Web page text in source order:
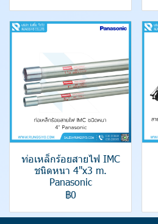
ท่อเหล็กร้อยสายไฟ IMC
ชนิดหนา 4"x3 m.
Panasonic
฿0